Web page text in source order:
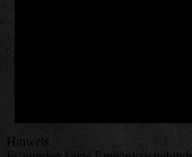
Hinweis